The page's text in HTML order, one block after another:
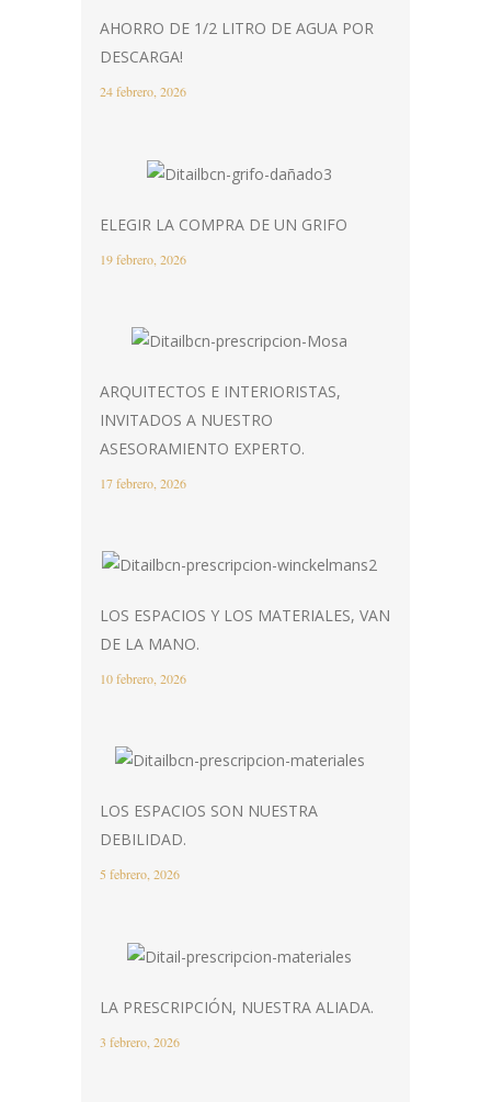
AHORRO DE 1/2 LITRO DE AGUA POR
DESCARGA!
24 febrero, 2026
ELEGIR LA COMPRA DE UN GRIFO
19 febrero, 2026
ARQUITECTOS E INTERIORISTAS,
INVITADOS A NUESTRO
ASESORAMIENTO EXPERTO.
17 febrero, 2026
LOS ESPACIOS Y LOS MATERIALES, VAN
DE LA MANO.
10 febrero, 2026
LOS ESPACIOS SON NUESTRA
DEBILIDAD.
5 febrero, 2026
LA PRESCRIPCIÓN, NUESTRA ALIADA.
3 febrero, 2026